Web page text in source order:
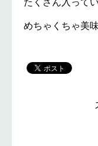
めちゃくちゃ美